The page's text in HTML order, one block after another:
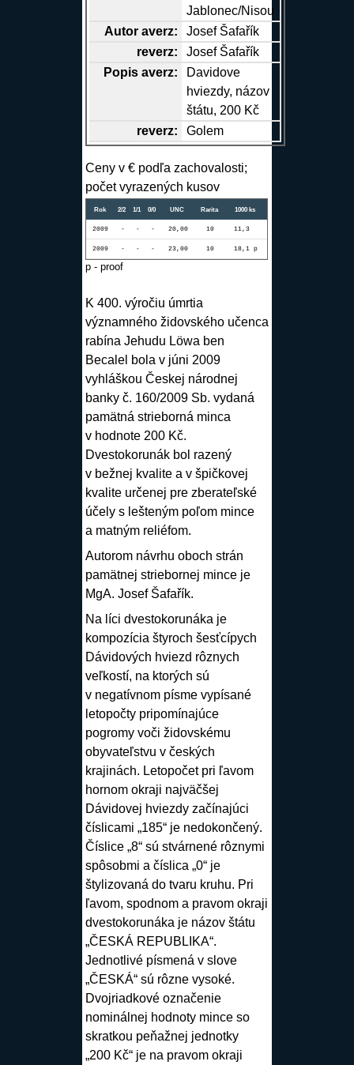
Jablonec/Nisou
Autor averz:
Josef Šafařík
reverz:
Josef Šafařík
Popis averz:
Davidove
hviezdy, názov
štátu, 200 Kč
reverz: Golem
Ceny v € podľa zachovalosti;
počet vyrazených kusov
Rok 2/2 1/1 0/0 UNC Rarita 1000 ks
2009 - - - 20,00 10 11,3
2009 - - - 23,00 10 18,1 p
p - proof
K 400. výročiu úmrtia
významného židovského učenca
rabína Jehudu Löwa ben
Becalel bola v júni 2009
vyhláškou Českej národnej
banky č. 160/2009 Sb. vydaná
pamätná strieborná minca
v hodnote 200 Kč.
Dvestokorunák bol razený
v bežnej kvalite a v špičkovej
kvalite určenej pre zberateľské
účely s lešteným poľom mince
a matným reliéfom.
Autorom návrhu oboch strán
pamätnej striebornej mince je
MgA. Josef Šafařík.
Na líci dvestokorunáka je
kompozícia štyroch šesťcípych
Dávidových hviezd rôznych
veľkostí, na ktorých sú
v negatívnom písme vypísané
letopočty pripomínajúce
pogromy voči židovskému
obyvateľstvu v českých
krajinách. Letopočet pri ľavom
hornom okraji najväčšej
Dávidovej hviezdy začínajúci
číslicami „185“ je nedokončený.
Číslice „8“ sú stvárnené rôznymi
spôsobmi a číslica „0“ je
štylizovaná do tvaru kruhu. Pri
ľavom, spodnom a pravom okraji
dvestokorunáka je názov štátu
„ČESKÁ REPUBLIKA“.
Jednotlivé písmená v slove
„ČESKÁ“ sú rôzne vysoké.
Dvojriadkové označenie
nominálnej hodnoty mince so
skratkou peňažnej jednotky
„200 Kč“ je na pravom okraji